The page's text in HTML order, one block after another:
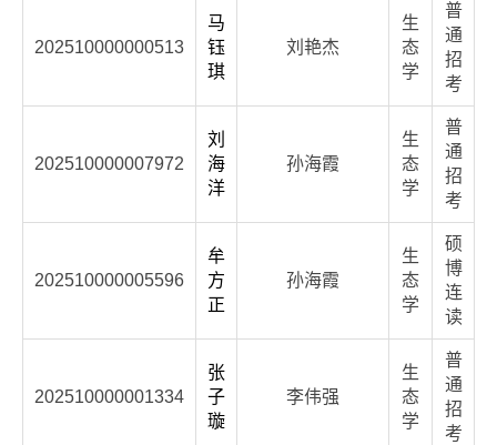
202510000000513
马
钰
琪
刘艳杰
生
态
学
普
通
招
考
202510000007972
刘
海
洋
孙海霞
生
态
学
普
通
招
考
202510000005596
牟
方
正
孙海霞
生
态
学
硕
博
连
读
202510000001334
张
子
璇
李伟强
生
态
学
普
通
招
考